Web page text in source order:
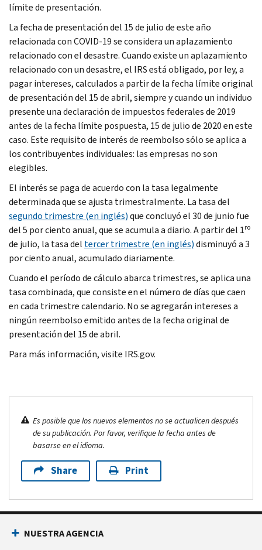
límite de presentación.
La fecha de presentación del 15 de julio de este año
relacionada con COVID-19 se considera un aplazamiento
relacionado con el desastre. Cuando existe un aplazamiento
relacionado con un desastre, el IRS está obligado, por ley, a
pagar intereses, calculados a partir de la fecha límite original
de presentación del 15 de abril, siempre y cuando un individuo
presente una declaración de impuestos federales de 2019
antes de la fecha límite pospuesta, 15 de julio de 2020 en este
caso. Este requisito de interés de reembolso sólo se aplica a
los contribuyentes individuales: las empresas no son
elegibles.
El interés se paga de acuerdo con la tasa legalmente
determinada que se ajusta trimestralmente. La tasa del
segundo trimestre (en inglés)que concluyó el 30 de junio fue
del 5 por ciento anual, que se acumula a diario. A partir del 1ro
de julio, la tasa del tercer trimestre (en inglés)disminuyó a 3
por ciento anual, acumulado diariamente.
Cuando el período de cálculo abarca trimestres, se aplica una
tasa combinada, que consiste en el número de días que caen
en cada trimestre calendario. No se agregarán intereses a
ningún reembolso emitido antes de la fecha original de
presentación del 15 de abril.
Para más información, visite IRS.gov.
Es posible que los nuevos elementos no se actualicen después
de su publicación. Por favor, verifique la fecha antes de
basarse en el idioma.
Share Print
NUESTRA AGENCIA